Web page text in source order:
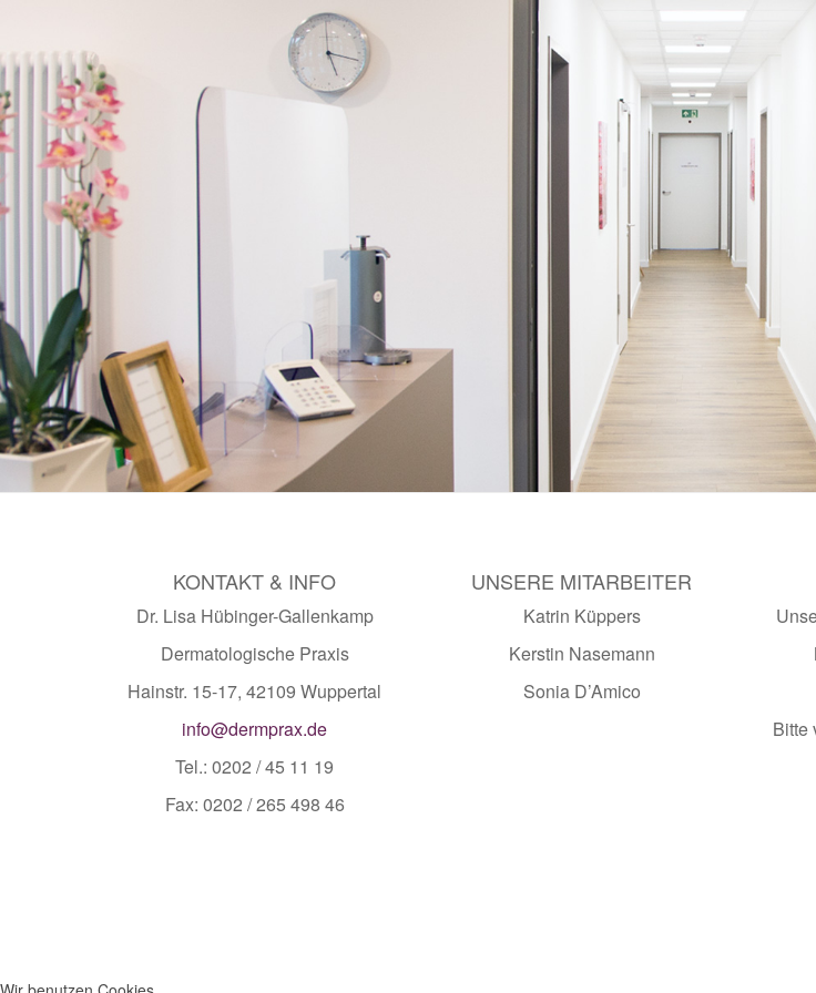
KONTAKT & INFO
Dr. Lisa Hübinger-Gallenkamp
Dermatologische Praxis
Hainstr. 15-17, 42109 Wuppertal
info@dermprax.de
Tel.: 0202 / 45 11 19
Fax: 0202 / 265 498 46
UNSERE MITARBEITER
Katrin Küppers
Kerstin Nasemann
Sonia D’Amico
Bitte